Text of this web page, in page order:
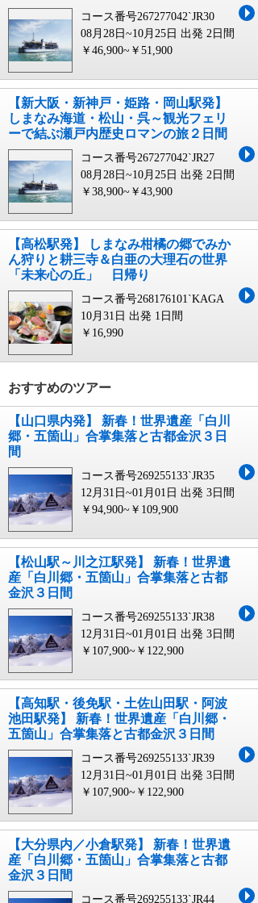
コース番号267277042`JR30
08月28日~10月25日 出発 2日間
￥46,900~￥51,900
【新大阪・新神戸・姫路・岡山駅発】
しまなみ海道・松山・呉～観光フェリ
ーで結ぶ瀬戸内歴史ロマンの旅２日間
コース番号267277042`JR27
08月28日~10月25日 出発 2日間
￥38,900~￥43,900
【高松駅発】 しまなみ柑橘の郷でみか
ん狩りと耕三寺＆白亜の大理石の世界
「未来心の丘」 日帰り
コース番号268176101`KAGA
10月31日 出発 1日間
￥16,990
おすすめのツアー
【山口県内発】 新春！世界遺産「白川
郷・五箇山」合掌集落と古都金沢３日
間
コース番号269255133`JR35
12月31日~01月01日 出発 3日間
￥94,900~￥109,900
【松山駅～川之江駅発】 新春！世界遺
産「白川郷・五箇山」合掌集落と古都
金沢３日間
コース番号269255133`JR38
12月31日~01月01日 出発 3日間
￥107,900~￥122,900
【高知駅・後免駅・土佐山田駅・阿波
池田駅発】 新春！世界遺産「白川郷・
五箇山」合掌集落と古都金沢３日間
コース番号269255133`JR39
12月31日~01月01日 出発 3日間
￥107,900~￥122,900
【大分県内／小倉駅発】 新春！世界遺
産「白川郷・五箇山」合掌集落と古都
金沢３日間
コース番号269255133`JR44